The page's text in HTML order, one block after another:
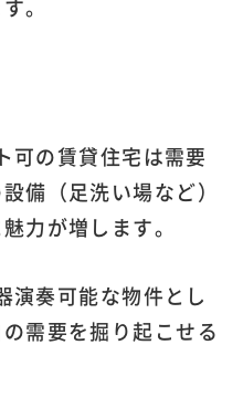
。
可の賃貸住宅は需要
備（足洗い場など）
力が増します。
演奏可能な物件とし
需要を掘り起こせる